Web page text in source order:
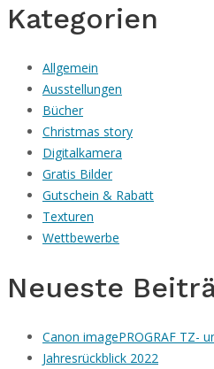
Kategorien
Allgemein
Ausstellungen
Bücher
Christmas story
Digitalkamera
Gratis Bilder
Gutschein & Rabatt
Texturen
Wettbewerbe
Neueste
Canon imagePROGRAF TZ-
Jahresrückblick 2022